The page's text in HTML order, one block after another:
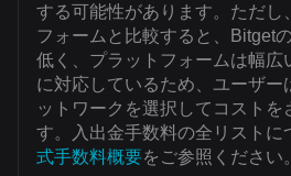
する可能性があります。ただし
フォームと比較すると、Bitget
低く、プラットフォームは幅広
に対応しているため、ユーザー
ットワークを選択してコストを
す。入出金手数料の全リストに
式手数料概要をご参照ください。